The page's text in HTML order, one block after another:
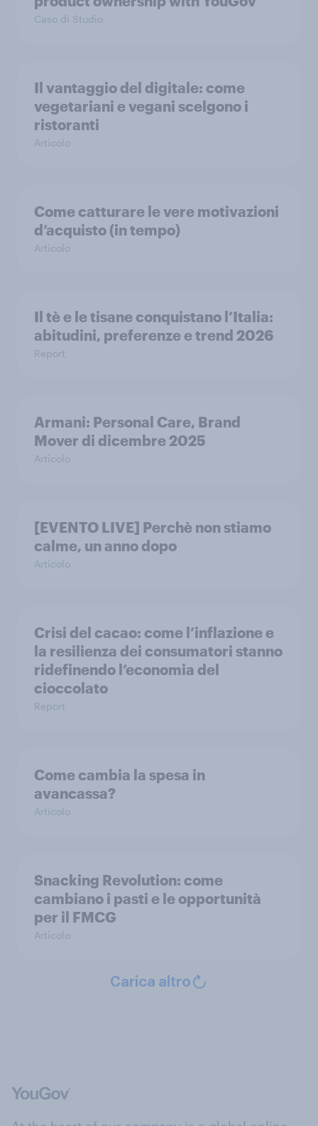
Caso di Studio
Il vantaggio del digitale: come
vegetariani e vegani scelgono i
ristoranti
Articolo
Come catturare le vere motivazioni
d’acquisto (in tempo)
Articolo
Il tè e le tisane conquistano l’Italia:
abitudini, preferenze e trend 2026
Report
Armani: Personal Care, Brand
Mover di dicembre 2025
Articolo
[EVENTO LIVE] Perchè non stiamo
calme, un anno dopo
Articolo
Crisi del cacao: come l’inflazione e
la resilienza dei consumatori stanno
ridefinendo l’economia del
cioccolato
Report
Come cambia la spesa in
avancassa?
Articolo
Snacking Revolution: come
cambiano i pasti e le opportunità
per il FMCG
Articolo
Carica altro